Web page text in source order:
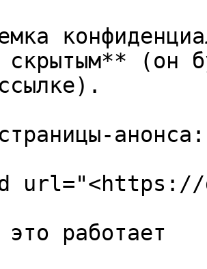
скрытым** (он
анонса:
работает